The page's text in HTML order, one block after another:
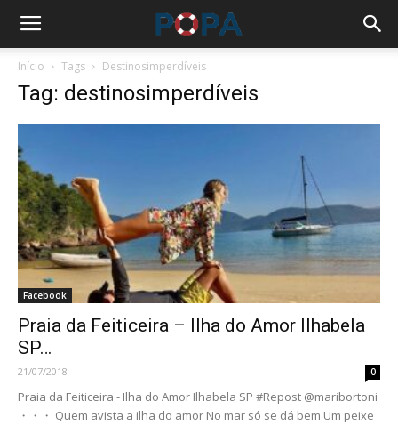
Início Tags Destinosimperdíveis
Tag: destinosimperdíveis
Facebook
Praia da Feiticeira – Ilha do Amor Ilhabela
SP…
21/07/2018 0
Praia da Feiticeira - Ilha do Amor Ilhabela SP #Repost @maribortoni
・・・ Quem avista a ilha do amor No mar só se dá bem Um peixe